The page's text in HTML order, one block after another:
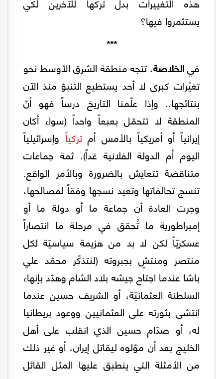
يستثمروا فيها؟
***
فيالخلاصة، تتجه منطقة الشرق الأوسط نحو
تغيُرات كبرى لا أحد يستطيع التنبؤ منذ الآن
بنتائجها.. وإذا علّمنا التاريخ درساً فهو أنّ
المنطقة لا تتحمّل بعبعاً واحداً (سواء أكان
إيرانياً أو أمريكياً بالأمس أمتركياًوإسرائيلياً
اليوم أم الدولة الفلانية غداً). ثمة جماعات
متناقضة تتعايش بالضرورة وبالأمر الواقع.
تنسج تحالفاتها وتعيد نسجها وفقاً لمصالحها،
وجرت العادة أن جماعة ما أو دولة ما أو
إمبراطورية ما تُحقق في مرحلة ما انتصاراً
عسكريّاً لكن لا بد من هزيمة سياسيّة لكل
منتصر ومنتشٍ بجبروته (لنتذكّر محمّد علي
باشا عندما اجتاح جيشه بلاد الشام وهدّد بإنهاء
السلطنة العثمانيّة، أو الشريف حسين عندما
انتشى بثورته على العثمانيين ووعود بريطانيا
له، أو صدّام حسين الذي انقلب على أهل
الخليج بعد أن موّلوه ليقاتل إيران، أو غير ذلك
من الأمثلة التي ينطبق عليها المثل القائل